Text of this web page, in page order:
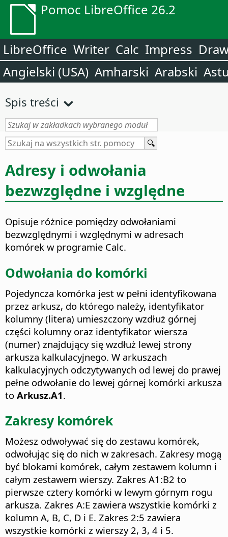
Pomoc LibreOffice 26.2
LibreOffice Writer Calc Impress
Angielski (USA) Amharski Arabski
Spis treści
Adresy i odwołania
bezwzględne i względne
Opisuje różnice pomiędzy odwołaniami
bezwzględnymi i względnymi w adresach
komórek w programie Calc.
Odwołania do komórki
Pojedyncza komórka jest w pełni identyfikowana
przez arkusz, do którego należy, identyfikator
kolumny (litera) umieszczony wzdłuż górnej
części kolumny oraz identyfikator wiersza
(numer) znajdujący się wzdłuż lewej strony
arkusza kalkulacyjnego. W arkuszach
kalkulacyjnych odczytywanych od lewej do prawej
pełne odwołanie do lewej górnej komórki arkusza
to Arkusz.A1.
Zakresy komórek
Możesz odwoływać się do zestawu komórek,
odwołując się do nich w zakresach. Zakresy mogą
być blokami komórek, całym zestawem kolumn i
całym zestawem wierszy. Zakres A1:B2 to
pierwsze cztery komórki w lewym górnym rogu
arkusza. Zakres A:E zawiera wszystkie komórki z
kolumn A, B, C, D i E. Zakres 2:5 zawiera
wszystkie komórki z wierszy 2, 3, 4 i 5.